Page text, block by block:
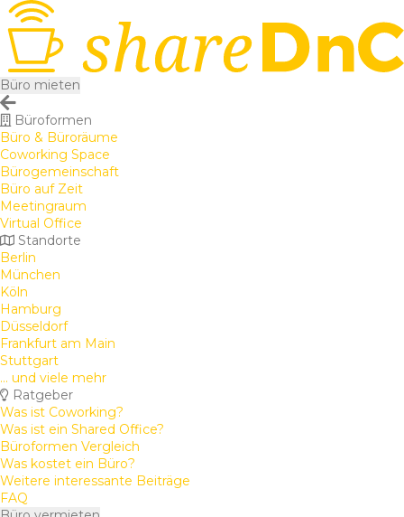
Büro mieten
Büroformen
Büro & Büroräume
Coworking Space
Bürogemeinschaft
Büro auf Zeit
Meetingraum
Virtual Office
Standorte
Berlin
München
Köln
Hamburg
Düsseldorf
Frankfurt am Main
Stuttgart
... und viele mehr
Ratgeber
Was ist Coworking?
Was ist ein Shared Office?
Büroformen Vergleich
Was kostet ein Büro?
Weitere interessante Beiträge
FAQ